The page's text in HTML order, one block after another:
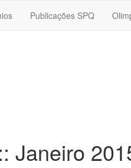
Publicações SPQ
Janeiro